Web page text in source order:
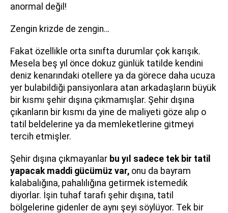
anormal değil!
Zengin krizde de zengin…
Fakat özellikle orta sınıfta durumlar çok karışık.
Mesela beş yıl önce dokuz günlük tatilde kendini
deniz kenarındaki otellere ya da görece daha ucuza
yer bulabildiği pansiyonlara atan arkadaşların büyük
bir kısmı şehir dışına çıkmamışlar. Şehir dışına
çıkanların bir kısmı da yine de maliyeti göze alıp o
tatil beldelerine ya da memleketlerine gitmeyi
tercih etmişler.
Şehir dışına çıkmayanlar bu yıl sadece tek bir tatil
yapacak maddi gücümüz var, onu da bayram
kalabalığına, pahalılığına getirmek istemedik
diyorlar. İşin tuhaf tarafı şehir dışına, tatil
bölgelerine gidenler de aynı şeyi söylüyor. Tek bir